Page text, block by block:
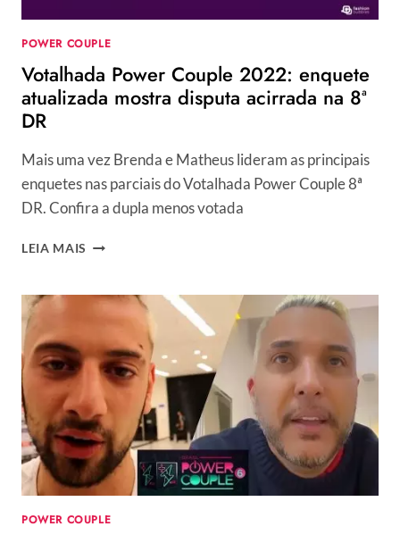
POWER COUPLE
Votalhada Power Couple 2022: enquete
atualizada mostra disputa acirrada na 8ª
DR
Mais uma vez Brenda e Matheus lideram as principais
enquetes nas parciais do Votalhada Power Couple 8ª
DR. Confira a dupla menos votada
LEIA MAIS VOTALHADA
2022:
ENQUETE
ATUALIZADA
MOSTRA
DISPUTA
ACIRRADA
NA
8ª
DR
POWER COUPLE